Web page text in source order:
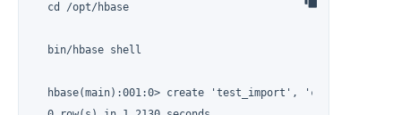
  cd /opt/hbase
  bin/hbase shell
  hbase(main):001:0> create 'test_import', 'content'